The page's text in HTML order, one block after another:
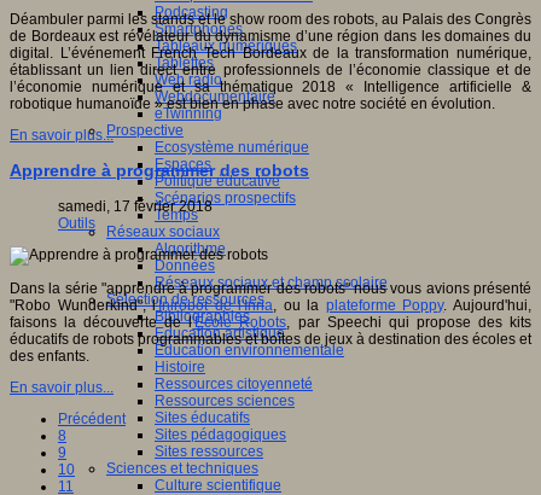
Podcasting
Smartphones
Tableaux numériques
Tablettes
Web radio
Webdocumentaire
eTwinning
Prospective
Ecosystème numérique
Espaces
Politique éducative
Scénarios prospectifs
Temps
Réseaux sociaux
Algorithme
Données
Réseaux sociaux et champ scolaire
Sélection de ressources
Bibliographies
Education artistique
Education environnementale
Histoire
Ressources citoyenneté
Ressources sciences
Sites éducatifs
Sites pédagogiques
Sites ressources
Sciences et techniques
Culture scientifique
Déambuler parmi les stands et le show room des robots, au Palais des Congrès
de Bordeaux est révélateur du dynamisme d’une région dans les domaines du
digital. L’événement French Tech Bordeaux de la transformation numérique,
établissant un lien direct entre professionnels de l’économie classique et de
l’économie numérique et sa thématique 2018 « Intelligence artificielle &
robotique humanoïde » est bien en phase avec notre société en évolution.
En savoir plus...
Apprendre à programmer des robots
samedi, 17 février 2018
Outils
Dans la série "apprendre à programmer des robots" nous vous avions présenté
"Robo Wunderkind", l'Inirobot de l'Inria , ou la plateforme Poppy. Aujourd'hui,
faisons la découverte de l'Ecole Robots , par Speechi qui propose des kits
éducatifs de robots programmables et boîtes de jeux à destination des écoles et
des enfants.
En savoir plus...
Précédent
8
9
10
11